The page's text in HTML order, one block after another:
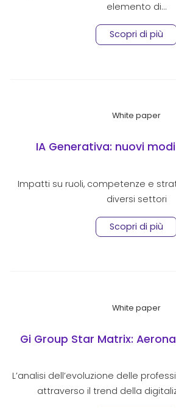
elemento di…
Scopri di più
White paper
IA Generativa: nuovi
Impatti su ruoli, competenze e
diversi settori
Scopri di più
White paper
Gi Group Star Matrix:
L’analisi dell’evoluzione delle
attraverso il trend della